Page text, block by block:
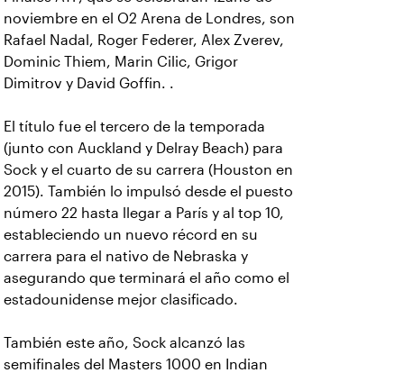
noviembre en el O2 Arena de Londres, son
Rafael Nadal, Roger Federer, Alex Zverev,
Dominic Thiem, Marin Cilic, Grigor
Dimitrov y David Goffin. .
El título fue el tercero de la temporada
(junto con Auckland y Delray Beach) para
Sock y el cuarto de su carrera (Houston en
2015). También lo impulsó desde el puesto
número 22 hasta llegar a París y al top 10,
estableciendo un nuevo récord en su
carrera para el nativo de Nebraska y
asegurando que terminará el año como el
estadounidense mejor clasificado.
También este año, Sock alcanzó las
semifinales del Masters 1000 en Indian